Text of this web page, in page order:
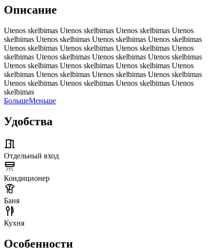
Описание
Utenos skelbimas Utenos skelbimas Utenos skelbimas Utenos
skelbimas Utenos skelbimas Utenos skelbimas Utenos skelbimas
Utenos skelbimas Utenos skelbimas Utenos skelbimas Utenos
skelbimas Utenos skelbimas Utenos skelbimas Utenos skelbimas
Utenos skelbimas Utenos skelbimas Utenos skelbimas Utenos
skelbimas Utenos skelbimas Utenos skelbimas Utenos skelbimas
Utenos skelbimas Utenos skelbimas Utenos skelbimas Utenos
skelbimas
БольшеМеньше
Удобства
Отдельный вход
Кондиционер
Баня
Кухня
Особенности